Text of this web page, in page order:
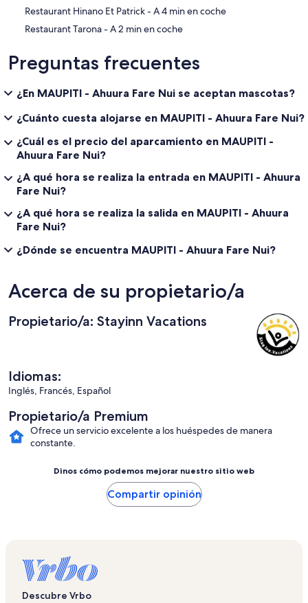
‪Restaurant Hinano Et Patrick - ‬A 4 min en coche
‪Restaurant Tarona - ‬A 2 min en coche
Preguntas frecuentes
¿En MAUPITI - Ahuura Fare Nui se aceptan mascotas?
¿Cuánto cuesta alojarse en MAUPITI - Ahuura Fare Nui?
¿Cuál es el precio del aparcamiento en MAUPITI -
Ahuura Fare Nui?
¿A qué hora se realiza la entrada en MAUPITI - Ahuura
Fare Nui?
¿A qué hora se realiza la salida en MAUPITI - Ahuura
Fare Nui?
¿Dónde se encuentra MAUPITI - Ahuura Fare Nui?
Acerca de su propietario/a
Propietario/a: Stayinn Vacations
Idiomas:
Inglés, Francés, Español
Propietario/a Premium
Ofrece un servicio excelente a los huéspedes de manera
constante.
Dinos cómo podemos mejorar nuestro sitio web
Compartir opinión
Descubre Vrbo